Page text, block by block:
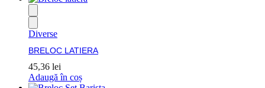
Diverse
BRELOC LATIERA
45,36 lei
Adaugă în coș